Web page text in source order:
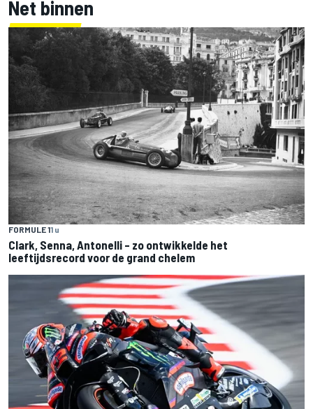
Net binnen
FORMULE 11 u
Clark, Senna, Antonelli – zo ontwikkelde het
leeftijdsrecord voor de grand chelem